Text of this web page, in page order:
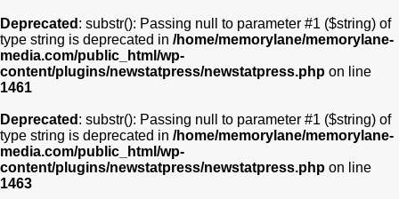
Deprecated : substr(): Passing null to parameter #1 ($string) of
type string is deprecated in /home/memorylane/memorylane-
media.com/public_html/wp-
content/plugins/newstatpress/newstatpress.php on line
1461
Deprecated : substr(): Passing null to parameter #1 ($string) of
type string is deprecated in /home/memorylane/memorylane-
media.com/public_html/wp-
content/plugins/newstatpress/newstatpress.php on line
1463